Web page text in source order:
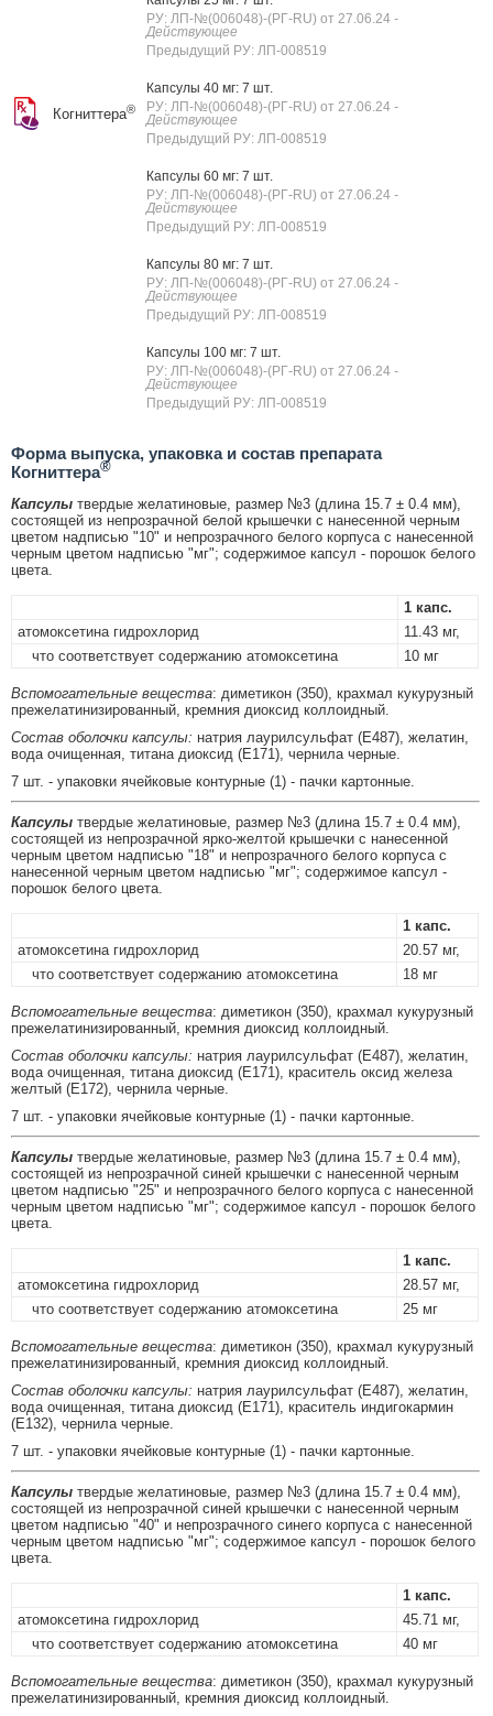
Когниттера®
РУ: ЛП-№(006048)-(РГ-RU) от 27.06.24 -
Действующее
Предыдущий РУ: ЛП-008519
Капсулы 40 мг: 7 шт.
РУ: ЛП-№(006048)-(РГ-RU) от 27.06.24 -
Действующее
Предыдущий РУ: ЛП-008519
Капсулы 60 мг: 7 шт.
РУ: ЛП-№(006048)-(РГ-RU) от 27.06.24 -
Действующее
Предыдущий РУ: ЛП-008519
Капсулы 80 мг: 7 шт.
РУ: ЛП-№(006048)-(РГ-RU) от 27.06.24 -
Действующее
Предыдущий РУ: ЛП-008519
Капсулы 100 мг: 7 шт.
РУ: ЛП-№(006048)-(РГ-RU) от 27.06.24 -
Действующее
Предыдущий РУ: ЛП-008519
Форма выпуска, упаковка и состав препарата
Когниттера®
Капсулы твердые желатиновые, размер №3 (длина 15.7 ± 0.4 мм),
состоящей из непрозрачной белой крышечки с нанесенной черным
цветом надписью "10" и непрозрачного белого корпуса с нанесенной
черным цветом надписью "мг"; содержимое капсул - порошок белого
цвета.
1 капс.
атомоксетина гидрохлорид
11.43 мг,
что соответствует содержанию атомоксетина
10 мг
Вспомогательные вещества: диметикон (350), крахмал кукурузный
прежелатинизированный, кремния диоксид коллоидный.
Состав оболочки капсулы: натрия лаурилсульфат (E487), желатин,
вода очищенная, титана диоксид (E171), чернила черные.
7 шт. - упаковки ячейковые контурные (1) - пачки картонные.
Капсулы твердые желатиновые, размер №3 (длина 15.7 ± 0.4 мм),
состоящей из непрозрачной ярко-желтой крышечки с нанесенной
черным цветом надписью "18" и непрозрачного белого корпуса с
нанесенной черным цветом надписью "мг"; содержимое капсул -
порошок белого цвета.
1 капс.
атомоксетина гидрохлорид
20.57 мг,
что соответствует содержанию атомоксетина
18 мг
Вспомогательные вещества: диметикон (350), крахмал кукурузный
прежелатинизированный, кремния диоксид коллоидный.
Состав оболочки капсулы: натрия лаурилсульфат (E487), желатин,
вода очищенная, титана диоксид (E171), краситель оксид железа
желтый (E172), чернила черные.
7 шт. - упаковки ячейковые контурные (1) - пачки картонные.
Капсулы твердые желатиновые, размер №3 (длина 15.7 ± 0.4 мм),
состоящей из непрозрачной синей крышечки с нанесенной черным
цветом надписью "25" и непрозрачного белого корпуса с нанесенной
черным цветом надписью "мг"; содержимое капсул - порошок белого
цвета.
1 капс.
атомоксетина гидрохлорид
28.57 мг,
что соответствует содержанию атомоксетина
25 мг
Вспомогательные вещества: диметикон (350), крахмал кукурузный
прежелатинизированный, кремния диоксид коллоидный.
Состав оболочки капсулы: натрия лаурилсульфат (E487), желатин,
вода очищенная, титана диоксид (E171), краситель индигокармин
(E132), чернила черные.
7 шт. - упаковки ячейковые контурные (1) - пачки картонные.
Капсулы твердые желатиновые, размер №3 (длина 15.7 ± 0.4 мм),
состоящей из непрозрачной синей крышечки с нанесенной черным
цветом надписью "40" и непрозрачного синего корпуса с нанесенной
черным цветом надписью "мг"; содержимое капсул - порошок белого
цвета.
1 капс.
атомоксетина гидрохлорид
45.71 мг,
что соответствует содержанию атомоксетина
40 мг
Вспомогательные вещества: диметикон (350), крахмал кукурузный
прежелатинизированный, кремния диоксид коллоидный.